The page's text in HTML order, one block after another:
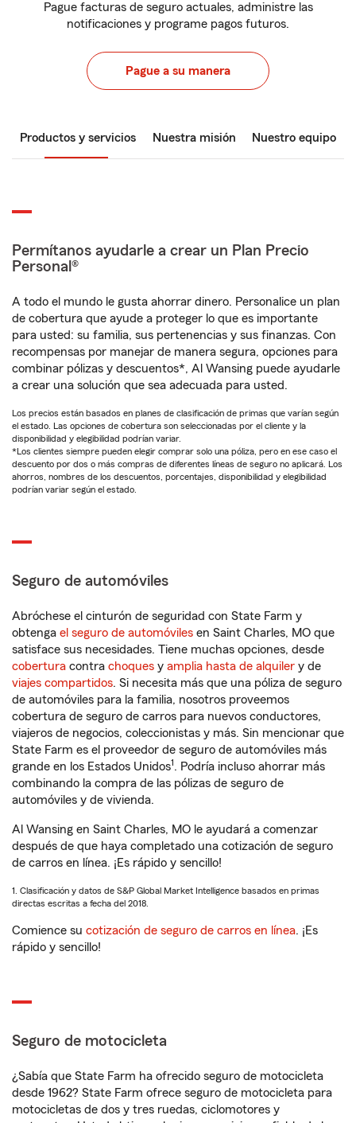
Pague facturas de seguro actuales, administre las
notificaciones y programe pagos futuros.
Pague a su manera
Productos y servicios Nuestra misión Nuestro equipo
Permítanos ayudarle a crear un Plan Precio
Personal®
A todo el mundo le gusta ahorrar dinero. Personalice un plan
de cobertura que ayude a proteger lo que es importante
para usted: su familia, sus pertenencias y sus finanzas. Con
recompensas por manejar de manera segura, opciones para
combinar pólizas y descuentos*, Al Wansing puede ayudarle
a crear una solución que sea adecuada para usted.
Los precios están basados en planes de clasificación de primas que varían según
el estado. Las opciones de cobertura son seleccionadas por el cliente y la
disponibilidad y elegibilidad podrían variar.
*Los clientes siempre pueden elegir comprar solo una póliza, pero en ese caso el
descuento por dos o más compras de diferentes líneas de seguro no aplicará. Los
ahorros, nombres de los descuentos, porcentajes, disponibilidad y elegibilidad
podrían variar según el estado.
Seguro de automóviles
Abróchese el cinturón de seguridad con State Farm y
obtenga el seguro de automóviles en Saint Charles, MO que
satisface sus necesidades. Tiene muchas opciones, desde
cobertura contra choques y amplia hasta de alquiler y de
viajes compartidos. Si necesita más que una póliza de seguro
de automóviles para la familia, nosotros proveemos
cobertura de seguro de carros para nuevos conductores,
viajeros de negocios, coleccionistas y más. Sin mencionar que
State Farm es el proveedor de seguro de automóviles más
grande en los Estados Unidos1. Podría incluso ahorrar más
combinando la compra de las pólizas de seguro de
automóviles y de vivienda.
Al Wansing en Saint Charles, MO le ayudará a comenzar
después de que haya completado una cotización de seguro
de carros en línea. ¡Es rápido y sencillo!
1. Clasificación y datos de S&P Global Market Intelligence basados en primas
directas escritas a fecha del 2018.
Comience su cotización de seguro de carros en línea. ¡Es
rápido y sencillo!
Seguro de motocicleta
¿Sabía que State Farm ha ofrecido seguro de motocicleta
desde 1962? State Farm ofrece seguro de motocicleta para
motocicletas de dos y tres ruedas, ciclomotores y